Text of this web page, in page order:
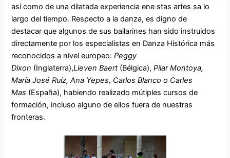
así como de una dilatada experiencia ene stas artes sa lo
largo del tiempo. Respecto a la danza, es digno de
destacar que algunos de sus bailarines han sido instruidos
directamente por los especialistas en Danza Histórica más
reconocidos a nivel europeo:Peggy
Dixon (Inglaterra),Lieven Baert(Bélgica),Pilar Montoya,
María José Ruíz, Ana Yepes, Carlos Blanco o Carles
Mas (España), habiendo realizado mútiples cursos de
formación, incluso alguno de ellos fuera de nuestras
fronteras.